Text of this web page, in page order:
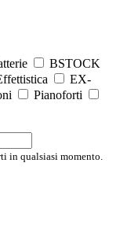
BSTOCK
EX-
Pianoforti
in qualsiasi momento.